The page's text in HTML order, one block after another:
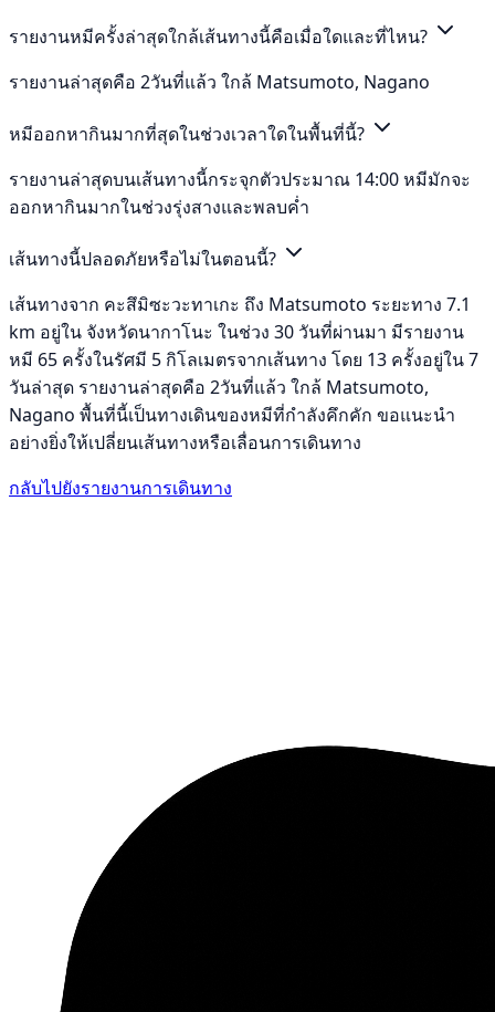
รายงานหมีครั้งล่าสุดใกล้เส้นทางนี้คือเมื่อใดและที่ไหน?
รายงานล่าสุดคือ 2วันที่แล้ว ใกล้ Matsumoto, Nagano
หมีออกหากินมากที่สุดในช่วงเวลาใดในพื้นที่นี้?
รายงานล่าสุดบนเส้นทางนี้กระจุกตัวประมาณ 14:00 หมีมักจะ
ออกหากินมากในช่วงรุ่งสางและพลบค่ำ
เส้นทางนี้ปลอดภัยหรือไม่ในตอนนี้?
เส้นทางจาก คะสึมิซะวะทาเกะ ถึง Matsumoto ระยะทาง 7.1
km อยู่ใน จังหวัดนากาโนะ ในช่วง 30 วันที่ผ่านมา มีรายงาน
หมี 65 ครั้งในรัศมี 5 กิโลเมตรจากเส้นทาง โดย 13 ครั้งอยู่ใน 7
วันล่าสุด รายงานล่าสุดคือ 2วันที่แล้ว ใกล้ Matsumoto,
Nagano พื้นที่นี้เป็นทางเดินของหมีที่กำลังคึกคัก ขอแนะนำ
อย่างยิ่งให้เปลี่ยนเส้นทางหรือเลื่อนการเดินทาง
กลับไปยังรายงานการเดินทาง